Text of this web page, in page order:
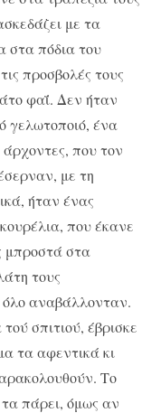
με τα
στα πόδια του
προσβολές τους
φαΐ. Δεν ήταν
ένα
που τον
με τη
ήταν ένας
που έκανε
μπροστά στα
τους
αναβάλλονταν.
σπιτιού, έβρισκε
τα αφεντικά κι
Το
πάρει, όμως αν